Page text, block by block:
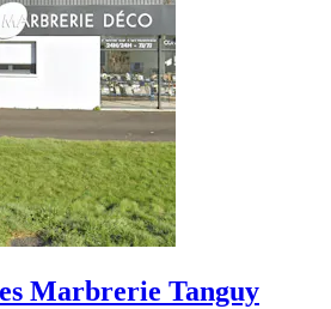
Marbrerie Tanguy